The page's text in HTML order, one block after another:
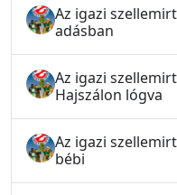
Az igazi
adásban
Az igazi
Hajszálon lógva
Az igazi
bébi